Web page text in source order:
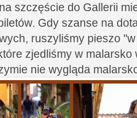
szczęście do Gallerii
Gdy szanse na
ruszyliśmy pieszo
zjedliśmy w malarsko
nie wygląda